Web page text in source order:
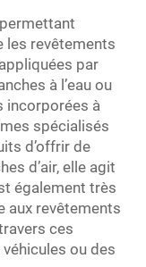
les revêtements
par
à l’eau ou
incorporées à
spécialisés
d’offrir de
d’air, elle agit
également très
aux revêtements
ces
ou des